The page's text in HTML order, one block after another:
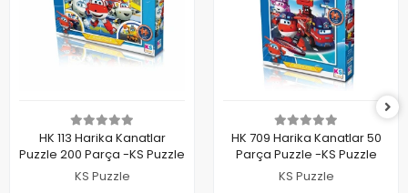
Sepete Ekle
HK 113 Harika Kanatlar
Puzzle 200 Parça -KS Puzzle
KS Puzzle
Sepete Ekle
HK 709 Harika Kanatlar 50
Parça Puzzle -KS Puzzle
KS Puzzle